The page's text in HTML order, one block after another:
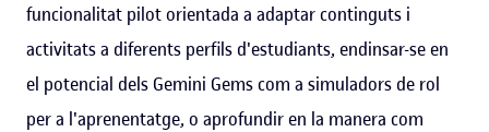
funcionalitat pilot orientada a adaptar continguts i
activitats a diferents perfils d'estudiants, endinsar-se en
el potencial dels Gemini Gems com a simuladors de rol
per a l'aprenentatge, o aprofundir en la manera com